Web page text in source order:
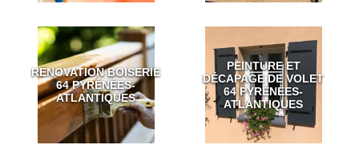
RÉNOVATION BOISERIE
64 PYRÉNÉES-
ATLANTIQUES
PEINTURE ET
DÉCAPAGE DE VOLET
64 PYRÉNÉES-
ATLANTIQUES